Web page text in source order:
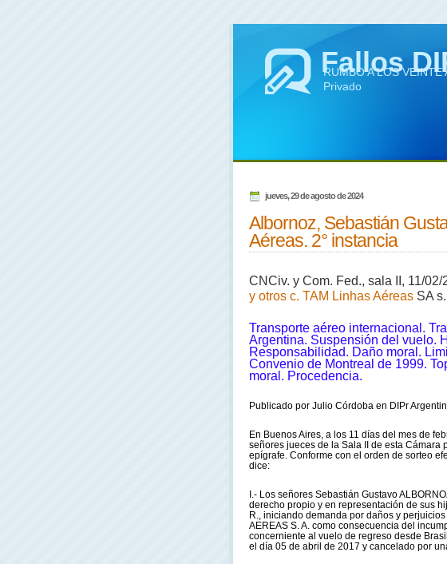
Fallos
RUMBO A LOS
Privado
jueves, 29 de agosto de 2024
Albornoz, Sebastián
Aéreas. 2° instancia
CNCiv. y Com. Fed., sala I I, 11/02/
y otros c. TAM Linhas Aéreas SA
Transporte aéreo internacional.
Argentina. Suspensión del vuelo.
Responsabilidad. Daño moral.
Convenio de Montreal de 1999.
moral. Procedencia.
Publicado por Julio Córdoba en DIPr
En Buenos Aires, a los 11 días del mes de
señores jueces de la Sala II de esta Cámara
epígrafe. Conforme con el orden de sorteo
dice:
I.- Los señores Sebastián Gustavo
derecho propio y en representación de sus
R., iniciando demanda por daños y
AEREAS S. A. como consecuencia del
concerniente al vuelo de regreso desde
el día 05 de abril de 2017 y cancelado por